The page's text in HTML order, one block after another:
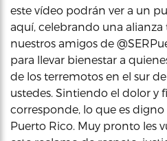
este vídeo podrán ver a un
aquí, celebrando una
nuestros amigos de
para llevar bienestar a
de los terremotos en el sur
ustedes. Sintiendo el dolor y
corresponde, lo que es
Puerto Rico. Muy pronto les